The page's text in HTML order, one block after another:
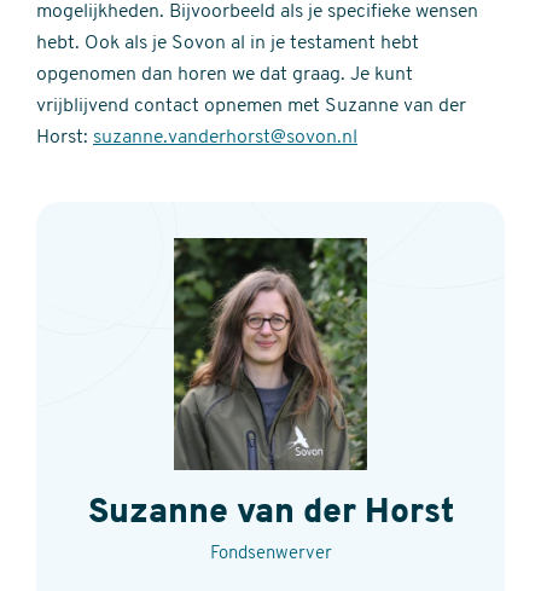
mogelijkheden. Bijvoorbeeld als je specifieke wensen
hebt. Ook als je Sovon al in je testament hebt
opgenomen dan horen we dat graag. Je kunt
vrijblijvend contact opnemen met Suzanne van der
Horst: suzanne.vanderhorst@sovon.nl
Suzanne van der Horst
Fondsenwerver